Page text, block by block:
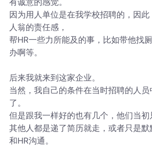
因为用人单位是在我学校招聘的，因
人翁的责任感，
帮HR一些力所能及的事，比如带他找
办啊等。
后来我就来到这家企业。
当然，我自己的条件在当时招聘的人
了。
但是跟我一样好的也有几个，他们当初
其他人都是递了简历就走，或者只是
和HR沟通。